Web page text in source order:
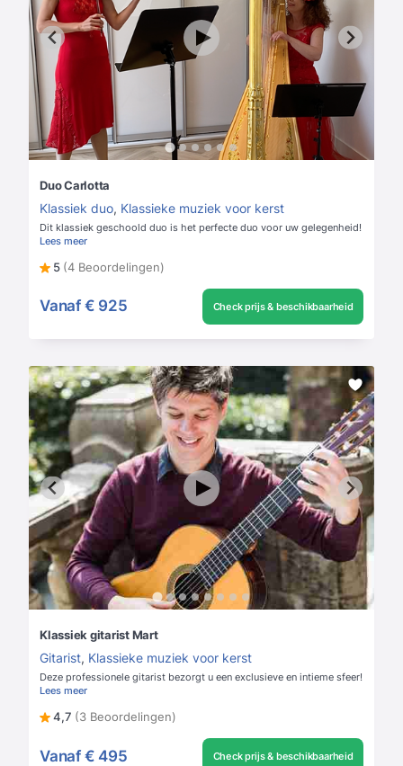
Duo Carlotta
Klassiek duo, Klassieke muziek voor kerst
Dit klassiek geschoold duo is het perfecte duo voor uw gelegenheid!
Lees meer
5 (4 Beoordelingen)
Vanaf € 925 Check prijs & beschikbaarheid
Klassiek gitarist Mart
Gitarist, Klassieke muziek voor kerst
Deze professionele gitarist bezorgt u een exclusieve en intieme sfeer!
Lees meer
4,7 (3 Beoordelingen)
Vanaf € 495 Check prijs & beschikbaarheid